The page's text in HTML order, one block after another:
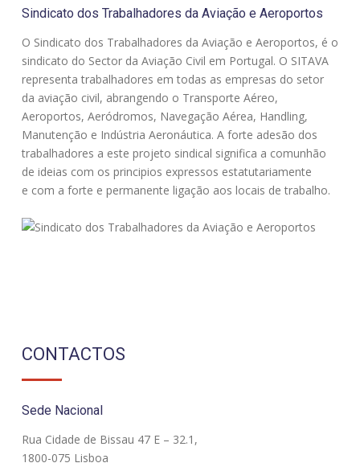
Sindicato dos Trabalhadores da Aviação e Aeroportos
O Sindicato dos Trabalhadores da Aviação e Aeroportos, é o
sindicato do Sector da Aviação Civil em Portugal. O SITAVA
representa trabalhadores em todas as empresas do setor
da aviação civil, abrangendo o Transporte Aéreo,
Aeroportos, Aeródromos, Navegação Aérea, Handling,
Manutenção e Indústria Aeronáutica. A forte adesão dos
trabalhadores a este projeto sindical significa a comunhão
de ideias com os principios expressos estatutariamente
e com a forte e permanente ligação aos locais de trabalho.
CONTACTOS
Sede Nacional
Rua Cidade de Bissau 47 E – 32.1,
1800-075 Lisboa